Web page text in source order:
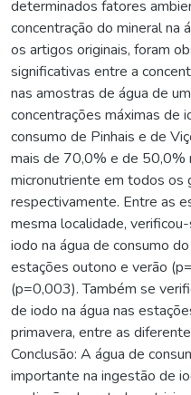
determinados fatores
concentração do mineral na
os artigos originais, foram
significativas entre a
nas amostras de água de
concentrações máximas de
consumo de Pinhais e de
mais de 70,0% e de 50,0%
micronutriente em todos os
respectivamente. Entre as
mesma localidade,
iodo na água de consumo
estações outono e verão
(p=0,003). Também se
de iodo na água nas
primavera, entre as
Conclusão: A água de
importante na ingestão de